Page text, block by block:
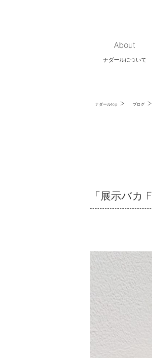
About
ナダールについて
ナダールtop > ブログ
「展示バカ